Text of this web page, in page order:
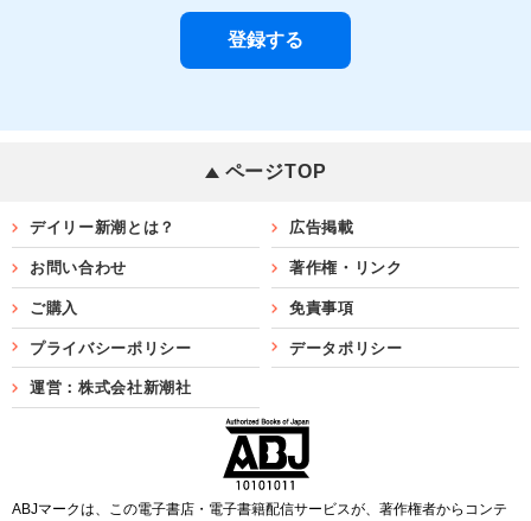
ページTOP
デイリー新潮とは？ 広告掲載
お問い合わせ 著作権・リンク
ご購入 免責事項
プライバシーポリシー データポリシー
運営：株式会社新潮社
ABJマークは、この電子書店・電子書籍配信サービスが、著作権者からコンテ